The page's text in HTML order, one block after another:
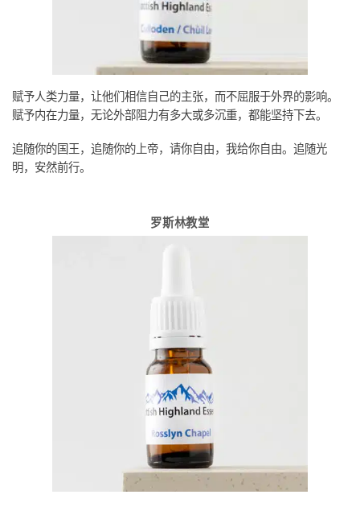
赋予人类力量，让他们相信自己的主张，而不屈服于外界的影响。
赋予内在力量，无论外部阻力有多大或多沉重，都能坚持下去。
追随你的国王，追随你的上帝，请你自由，我给你自由。追随光
明，安然前行。
罗斯林教堂